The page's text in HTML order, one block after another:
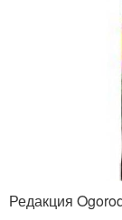
Редакция